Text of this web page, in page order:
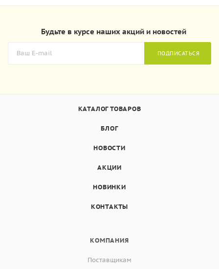
Будьте в курсе наших акций и новостей
ПОДПИСАТЬСЯ
КАТАЛОГ ТОВАРОВ
БЛОГ
НОВОСТИ
АКЦИИ
НОВИНКИ
КОНТАКТЫ
КОМПАНИЯ
Поставщикам